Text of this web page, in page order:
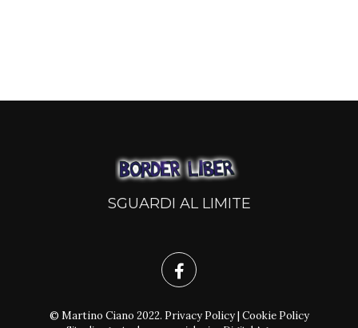
SGUARDI AL LIMITE
© Martino Ciano 2022. Privacy Policy| Cookie Policy